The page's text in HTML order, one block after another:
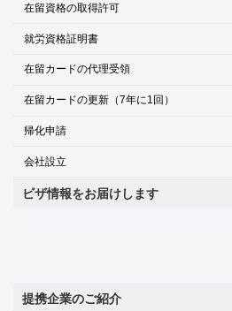
在留資格の取得許可
就労資格証明書
在留カードの代理受領
在留カードの更新（7年に1回）
帰化申請
会社設立
ビザ情報をお届けします
提携企業のご紹介